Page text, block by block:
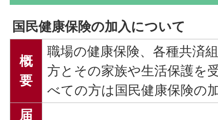
国民健康保険の加入について
概
要
職場の健康保険、各種共済
方とその家族や生活保護を
べての方は国民健康保険の
届